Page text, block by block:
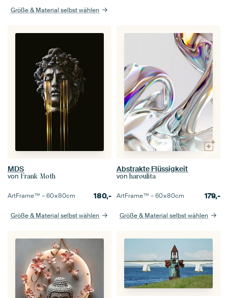
Größe & Material selbst wählen
MDS
von Frank Moth
ArtFrame™ –60×80cm 180,-
Größe & Material selbst wählen
Abstrakte Flüssigkeit
von haroulita
ArtFrame™ –60×80cm 179,-
Größe & Material selbst wählen